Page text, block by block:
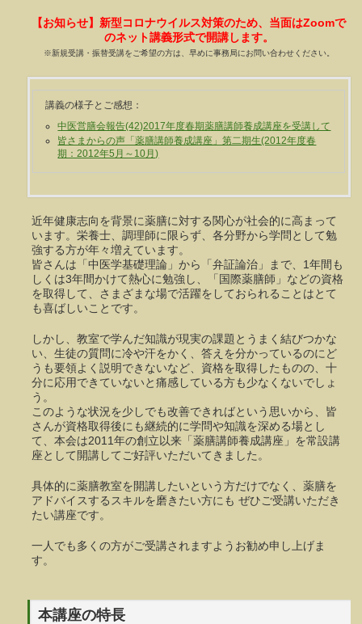
【お知らせ】新型コロナウイルス対策のため、当面はZoomで
のネット講義形式で開講します。
※新規受講・振替受講をご希望の方は、早めに事務局にお問い合わせください。
講義の様子とご感想：
中医営膳会報告(42)2017年度春期薬膳講師養成講座を受講して
皆さまからの声「薬膳講師養成講座」第二期生(2012年度春
期：2012年5月～10月)
近年健康志向を背景に薬膳に対する関心が社会的に高まって
います。栄養士、調理師に限らず、各分野から学問として勉
強する方が年々増えています。
皆さんは「中医学基礎理論」から「弁証論治」まで、1年間も
しくは3年間かけて熱心に勉強し、「国際薬膳師」などの資格
を取得して、さまざまな場で活躍をしておられることはとて
も喜ばしいことです。
しかし、教室で学んだ知識が現実の課題とうまく結びつかな
い、生徒の質問に冷や汗をかく、答えを分かっているのにど
うも要領よく説明できないなど、資格を取得したものの、十
分に応用できていないと痛感している方も少なくないでしょ
う。
このような状況を少しでも改善できればという思いから、皆
さんが資格取得後にも継続的に学問や知識を深める場とし
て、本会は2011年の創立以来「薬膳講師養成講座」を常設講
座として開講してご好評いただいてきました。
具体的に薬膳教室を開講したいという方だけでなく、薬膳を
アドバイスするスキルを磨きたい方にも ぜひご受講いただき
たい講座です。
一人でも多くの方がご受講されますようお勧め申し上げま
す。
本講座の特長